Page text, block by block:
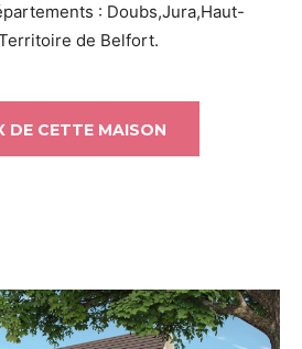
: Doubs,Jura,Haut-
de Belfort.
DE CETTE MAISON